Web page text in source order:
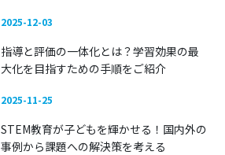
2025-12-03
指導と評価の一体化とは？学習効果の最
大化を目指すための手順をご紹介
2025-11-25
STEM教育が子どもを輝かせる！国内外の
事例から課題への解決策を考える